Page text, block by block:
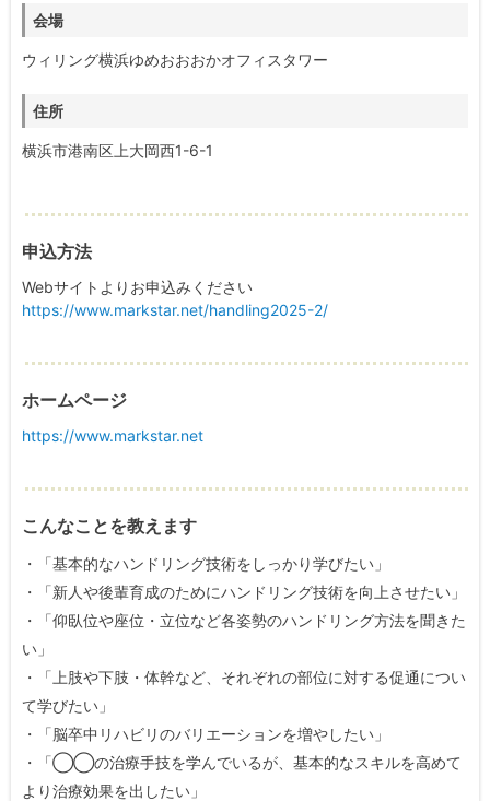
会場
ウィリング横浜ゆめおおおかオフィスタワー
住所
横浜市港南区上大岡西1-6-1
申込方法
Webサイトよりお申込みください
https://www.markstar.net/handling2025-2/
ホームページ
https://www.markstar.net
こんなことを教えます
・「基本的なハンドリング技術をしっかり学びたい」
・「新人や後輩育成のためにハンドリング技術を向上させたい」
・「仰臥位や座位・立位など各姿勢のハンドリング方法を聞きた
い」
・「上肢や下肢・体幹など、それぞれの部位に対する促通につい
て学びたい」
・「脳卒中リハビリのバリエーションを増やしたい」
・「◯◯の治療手技を学んでいるが、基本的なスキルを高めて
より治療効果を出したい」